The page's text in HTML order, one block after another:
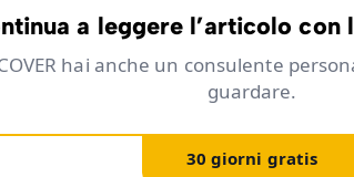
a leggere l’articolo con
hai anche un consulente
guardare.
30 giorni gratis